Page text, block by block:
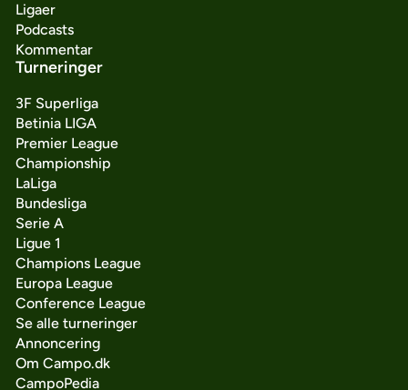
Ligaer
Podcasts
Kommentar
Turneringer
3F Superliga
Betinia LIGA
Premier League
Championship
LaLiga
Bundesliga
Serie A
Ligue 1
Champions League
Europa League
Conference League
Se alle turneringer
Annoncering
Om Campo.dk
CampoPedia